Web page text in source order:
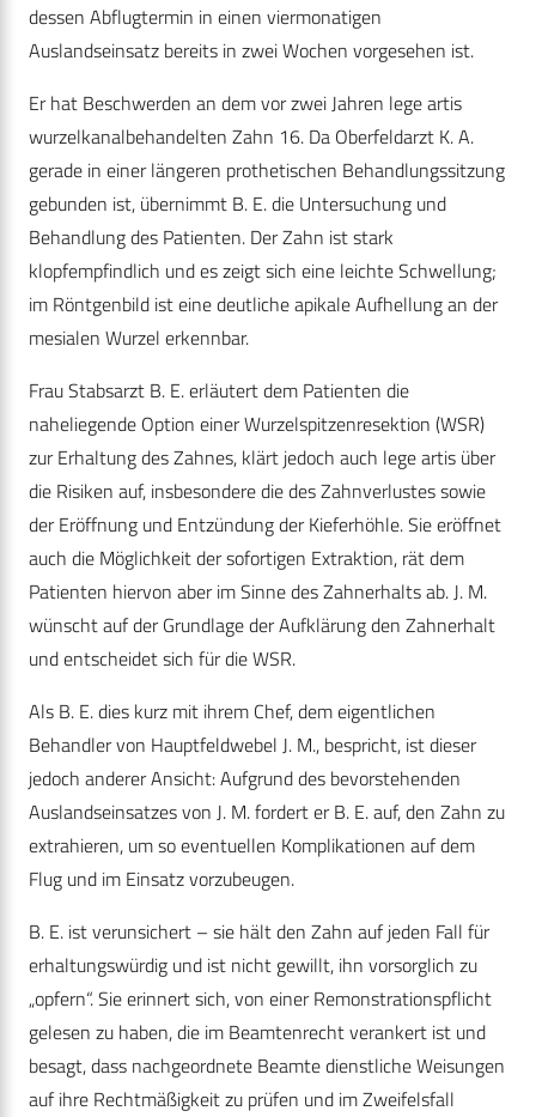
dessen Abflugtermin in einen viermonatigen
Auslandseinsatz bereits in zwei Wochen vorgesehen ist.
Er hat Beschwerden an dem vor zwei Jahren lege artis
wurzelkanalbehandelten Zahn 16. Da Oberfeldarzt K. A.
gerade in einer längeren prothetischen Behandlungssitzung
gebunden ist, übernimmt B. E. die Untersuchung und
Behandlung des Patienten. Der Zahn ist stark
klopfempfindlich und es zeigt sich eine leichte Schwellung;
im Röntgenbild ist eine deutliche apikale Aufhellung an der
mesialen Wurzel erkennbar.
Frau Stabsarzt B. E. erläutert dem Patienten die
naheliegende Option einer Wurzelspitzenresektion (WSR)
zur Erhaltung des Zahnes, klärt jedoch auch lege artis über
die Risiken auf, insbesondere die des Zahnverlustes sowie
der Eröffnung und Entzündung der Kieferhöhle. Sie eröffnet
auch die Möglichkeit der sofortigen Extraktion, rät dem
Patienten hiervon aber im Sinne des Zahnerhalts ab. J. M.
wünscht auf der Grundlage der Aufklärung den Zahnerhalt
und entscheidet sich für die WSR.
Als B. E. dies kurz mit ihrem Chef, dem eigentlichen
Behandler von Hauptfeldwebel J. M., bespricht, ist dieser
jedoch anderer Ansicht: Aufgrund des bevorstehenden
Auslandseinsatzes von J. M. fordert er B. E. auf, den Zahn zu
extrahieren, um so eventuellen Komplikationen auf dem
Flug und im Einsatz vorzubeugen.
B. E. ist verunsichert – sie hält den Zahn auf jeden Fall für
erhaltungswürdig und ist nicht gewillt, ihn vorsorglich zu
„opfern“. Sie erinnert sich, von einer Remonstrationspflicht
gelesen zu haben, die im Beamtenrecht verankert ist und
besagt, dass nachgeordnete Beamte dienstliche Weisungen
auf ihre Rechtmäßigkeit zu prüfen und im Zweifelsfall